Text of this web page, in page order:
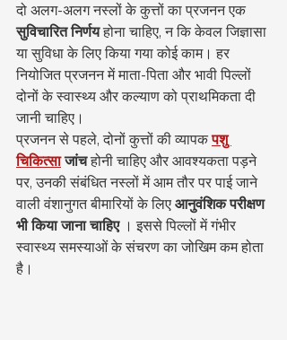
दो अलग-अलग नस्लों के कुत्तों का प्रजनन एक
सुविचारित निर्णय होना चाहिए, न कि केवल जिज्ञासा
या सुविधा के लिए किया गया कोई काम। हर
नियोजित प्रजनन में माता-पिता और भावी पिल्लों
दोनों के स्वास्थ्य और कल्याण को प्राथमिकता दी
जानी चाहिए।
प्रजनन से पहले, दोनों कुत्तों की व्यापक पशु
चिकित्सा जांच होनी चाहिए और आवश्यकता पड़ने
पर, उनकी संबंधित नस्लों में आम तौर पर पाई जाने
वाली वंशानुगत बीमारियों के लिए आनुवंशिक परीक्षण
भी किया जाना चाहिए । इससे पिल्लों में गंभीर
स्वास्थ्य समस्याओं के संचरण का जोखिम कम होता
है।